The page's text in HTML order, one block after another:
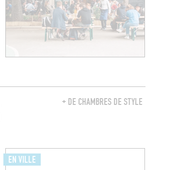
+ DE CHAMBRES DE STYLE
EN VILLE